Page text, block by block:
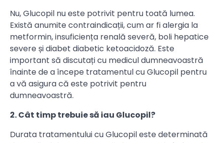
Nu, Glucopil nu este potrivit pentru toată lumea.
Există anumite contraindicații, cum ar fi alergia la
metformin, insuficiența renală severă, boli hepatice
severe și diabet diabetic ketoacidoză. Este
important să discutați cu medicul dumneavoastră
înainte de a începe tratamentul cu Glucopil pentru
a vă asigura că este potrivit pentru
dumneavoastră.
2. Cât timp trebuie să iau Glucopil?
Durata tratamentului cu Glucopil este determinată